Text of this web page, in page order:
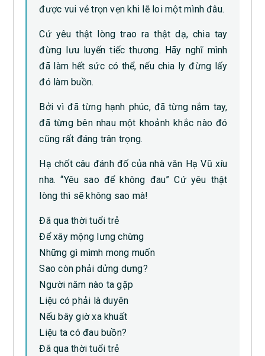
được vui vẻ trọn vẹn khi lẽ loi một mình đâu.
Cứ yêu thật lòng trao ra thật dạ, chia tay
đừng lưu luyến tiếc thương. Hãy nghĩ mình
đã làm hết sức có thể, nếu chia ly đừng lấy
đó làm buồn.
Bởi vì đã từng hạnh phúc, đã từng nắm tay,
đã từng bên nhau một khoảnh khắc nào đó
cũng rất đáng trân trọng.
Hạ chốt câu đánh đố của nhà văn Hạ Vũ xíu
nha. “Yêu sao để không đau” Cứ yêu thật
lòng thì sẽ không sao mà!
Đã qua thời tuổi trẻ
Để xây mộng lưng chừng
Những gì mìmh mong muốn
Sao còn phải dửng dưng?
Người năm nào ta gặp
Liệu có phải là duyên
Nếu bây giờ xa khuất
Liệu ta có đau buồn?
Đã qua thời tuổi trẻ